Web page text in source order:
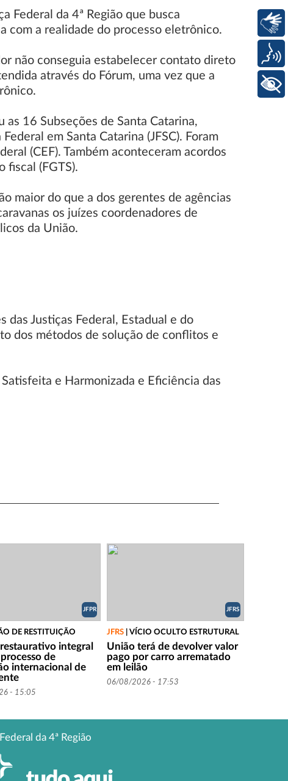
Federal da 4ª Região que busca
com a realidade do processo eletrônico.
não conseguia estabelecer contato direto
através do Fórum, uma vez que a
16 Subseções de Santa Catarina,
em Santa Catarina (JFSC). Foram
(CEF). Também aconteceram acordos
fiscal (FGTS).
maior do que a dos gerentes de agências
os juízes coordenadores de
da União.
das Justiças Federal, Estadual e do
dos métodos de solução de conflitos e
e Harmonizada e Eficiência das
JFPR
DE RESTITUIÇÃO
integral
de
internacional de
- 15:05
JFRS
JFRS VÍCIO OCULTO ESTRUTURAL
União terá de devolver valor
pago por carro arrematado
em leilão
06/08/2026 - 17:53
da 4ª Região
+ Acessibilidade